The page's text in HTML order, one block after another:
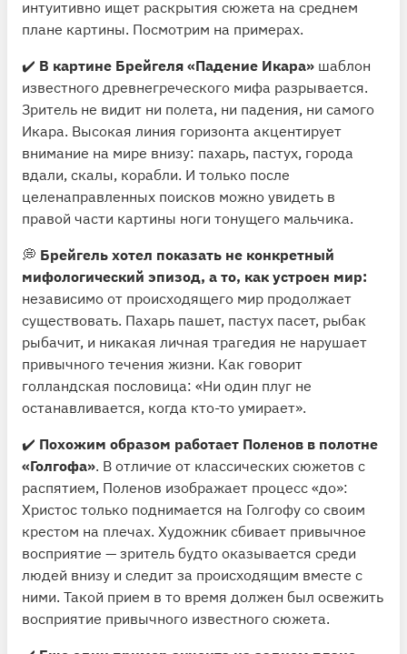
интуитивно ищет раскрытия сюжета на среднем
плане картины. Посмотрим на примерах.
✔️ В картине Брейгеля «Падение Икара» шаблон
известного древнегреческого мифа разрывается.
Зритель не видит ни полета, ни падения, ни самого
Икара. Высокая линия горизонта акцентирует
внимание на мире внизу: пахарь, пастух, города
вдали, скалы, корабли. И только после
целенаправленных поисков можно увидеть в
правой части картины ноги тонущего мальчика.
💭 Брейгель хотел показать не конкретный
мифологический эпизод, а то, как устроен мир:
независимо от происходящего мир продолжает
существовать. Пахарь пашет, пастух пасет, рыбак
рыбачит, и никакая личная трагедия не нарушает
привычного течения жизни. Как говорит
голландская пословица: «Ни один плуг не
останавливается, когда кто-то умирает».
✔️ Похожим образом работает Поленов в полотне
«Голгофа». В отличие от классических сюжетов с
распятием, Поленов изображает процесс «до»:
Христос только поднимается на Голгофу со своим
крестом на плечах. Художник сбивает привычное
восприятие — зритель будто оказывается среди
людей внизу и следит за происходящим вместе с
ними. Такой прием в то время должен был освежить
восприятие привычного известного сюжета.